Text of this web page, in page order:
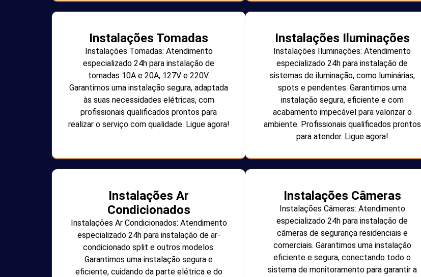
Instalações Tomadas
Instalações Tomadas: Atendimento
especializado 24h para instalação de
tomadas 10A e 20A, 127V e 220V.
Garantimos uma instalação segura, adaptada
às suas necessidades elétricas, com
profissionais qualificados prontos para
realizar o serviço com qualidade. Ligue agora!
Instalações Iluminações
Instalações Iluminações: Atendimento
especializado 24h para instalação de
sistemas de iluminação, como luminárias,
spots e pendentes. Garantimos uma
instalação segura, eficiente e com
acabamento impecável para valorizar o
ambiente. Profissionais qualificados prontos
para atender. Ligue agora!
Instalações Ar
Condicionados
Instalações Ar Condicionados: Atendimento
especializado 24h para instalação de ar-
condicionado split e outros modelos.
Garantimos uma instalação segura e
eficiente, cuidando da parte elétrica e do
Instalações Câmeras
Instalações Câmeras: Atendimento
especializado 24h para instalação de
câmeras de segurança residenciais e
comerciais. Garantimos uma instalação
eficiente e segura, conectando todo o
sistema de monitoramento para garantir a